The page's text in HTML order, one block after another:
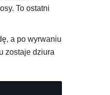
To ostatni
a po wyrwaniu
zostaje dziura